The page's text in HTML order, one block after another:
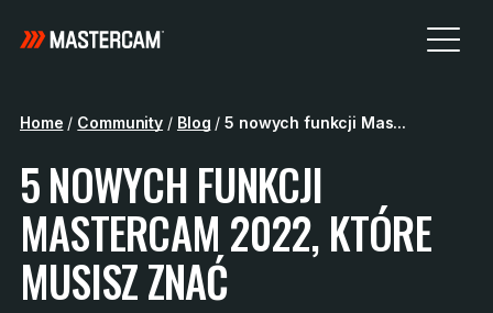
Home / Community / Blog / 5 nowych funkcji Mas...
5 NOWYCH FUNKCJI
MASTERCAM 2022, KTÓRE
MUSISZ ZNAĆ